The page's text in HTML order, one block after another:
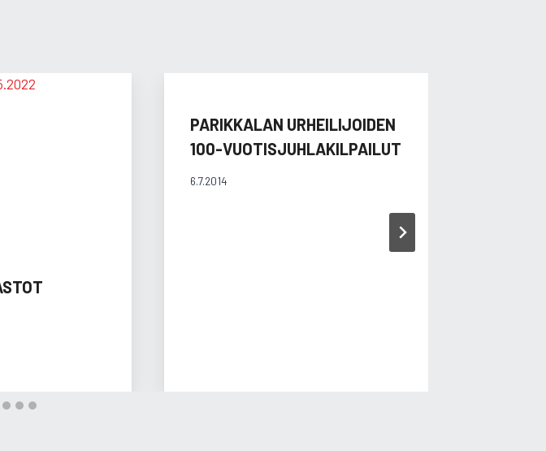
PARIKKALAN URHEILIJOIDEN
100-VUOTISJUHLAKILPAILUT
6.7.2014